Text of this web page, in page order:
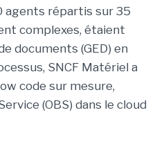
agents répartis sur 35
complexes, étaient
documents (GED) en
SNCF Matériel a
code sur mesure,
(OBS) dans le cloud